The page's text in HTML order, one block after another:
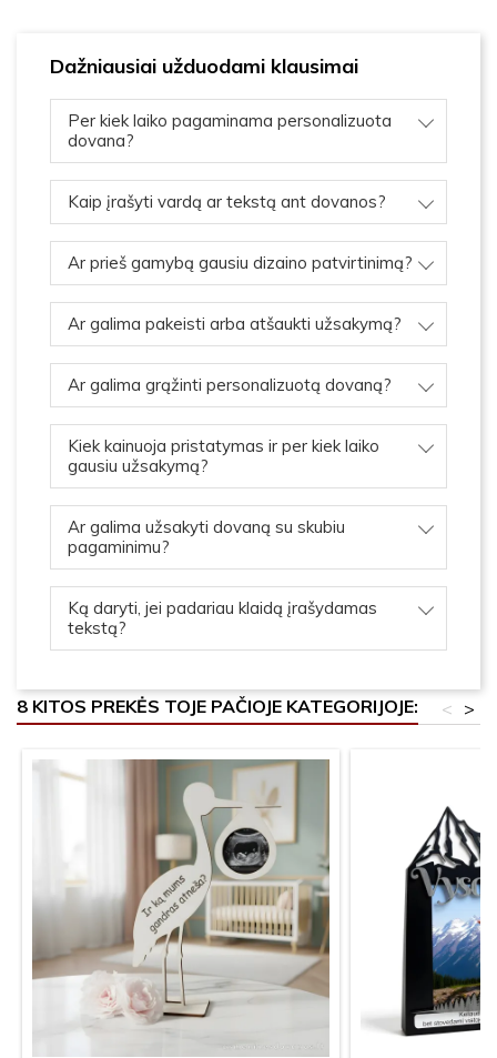
Dažniausiai užduodami klausimai
Per kiek laiko pagaminama personalizuota
dovana?
Kaip įrašyti vardą ar tekstą ant dovanos?
Ar prieš gamybą gausiu dizaino patvirtinimą?
Ar galima pakeisti arba atšaukti užsakymą?
Ar galima grąžinti personalizuotą dovaną?
Kiek kainuoja pristatymas ir per kiek laiko
gausiu užsakymą?
Ar galima užsakyti dovaną su skubiu
pagaminimu?
Ką daryti, jei padariau klaidą įrašydamas
tekstą?
8 KITOS PREKĖS TOJE PAČIOJE KATEGORIJOJE: >
<